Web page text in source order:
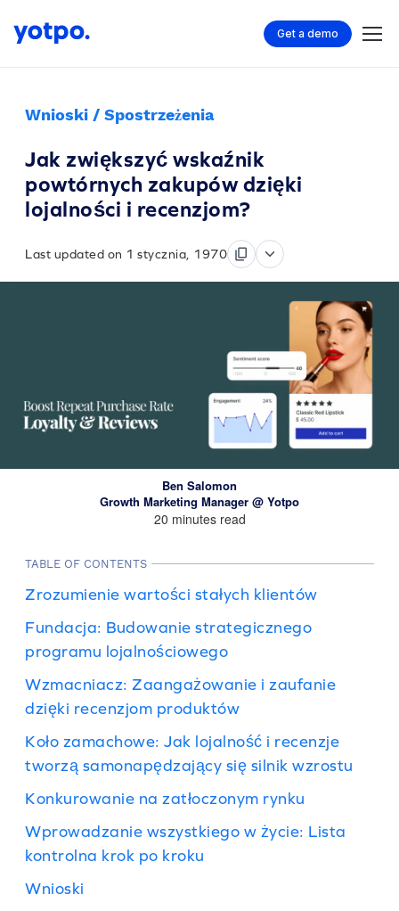
Get a demo
Wnioski / Spostrzeżenia
Jak zwiększyć wskaźnik
powtórnych zakupów dzięki
lojalności i recenzjom?
Last updated on 1 stycznia, 1970
Ben Salomon
Growth Marketing Manager @ Yotpo
20 minutes read
TABLE OF CONTENTS
Zrozumienie wartości stałych klientów
Fundacja: Budowanie strategicznego
programu lojalnościowego
Wzmacniacz: Zaangażowanie i zaufanie
dzięki recenzjom produktów
Koło zamachowe: Jak lojalność i recenzje
tworzą samonapędzający się silnik wzrostu
Konkurowanie na zatłoczonym rynku
Wprowadzanie wszystkiego w życie: Lista
kontrolna krok po kroku
Wnioski